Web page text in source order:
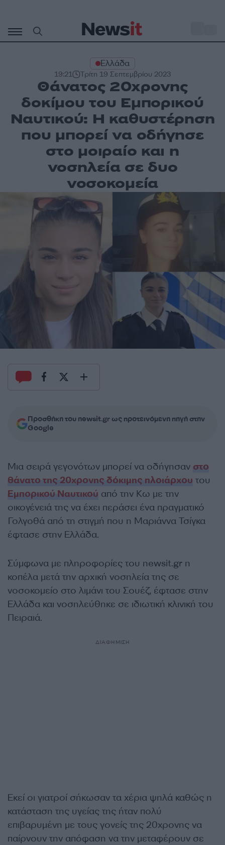
περιεχόμενο
Ελλάδα
19:21 Τρίτη 19 Σεπτεμβρίου 2023
Θάνατος 20χρονης
δοκίμου του Εμπορικού
Ναυτικού: Η καθυστέρηση
που μπορεί να οδήγησε
στο μοιραίο και η
νοσηλεία σε δυο
νοσοκομεία
Προσθήκη του newsit.gr ως προτεινόμενη πηγή στην
Google
Μια σειρά γεγονότων μπορεί να οδήγησαν στο
θάνατο της 20χρονης δόκιμης πλοιάρχου του
Εμπορικού Ναυτικού από την Κω με την
οικογένειά της να έχει περάσει ένα πραγματικό
Γολγοθά από τη στιγμή που η Μαριάννα Τσίγκα
έφτασε στην Ελλάδα.
Σύμφωνα με πληροφορίες του newsit.gr η
κοπέλα μετά την αρχική νοσηλεία της σε
νοσοκομείο στο λιμάνι του Σουέζ, έφτασε στην
Ελλάδα και νοσηλεύθηκε σε ιδιωτική κλινική του
Πειραιά.
ΔΙΑΦΗΜΙΣΗ
Εκεί οι γιατροί σήκωσαν τα χέρια ψηλά καθώς η
κατάσταση της υγείας της ήταν πολύ
επιβαρυμένη με τους γονείς της 20χρονης να
παίρνουν την απόφαση να την μεταφέρουν σε